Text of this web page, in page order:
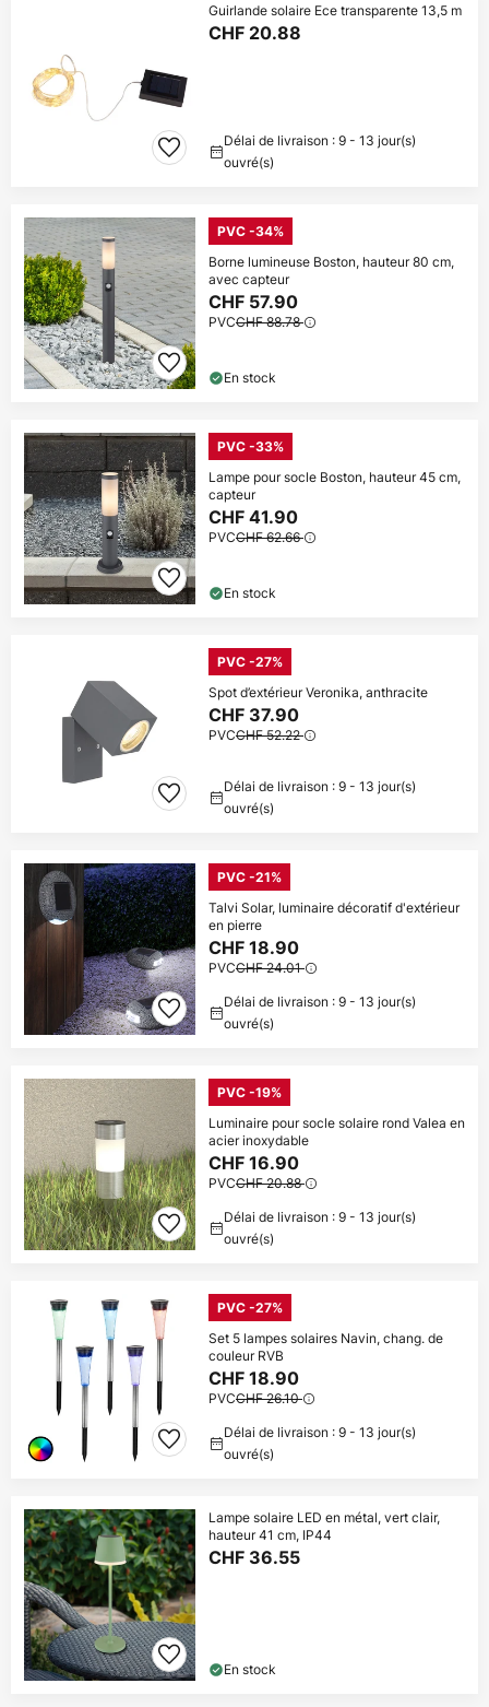
Guirlande solaire Ece transparente 13,5 m
CHF 20.88
Délai de livraison : 9 - 13 jour(s)
ouvré(s)
PVC -34%
Borne lumineuse Boston, hauteur 80 cm,
avec capteur
CHF 57.90
PVCCHF 88.78
En stock
PVC -33%
Lampe pour socle Boston, hauteur 45 cm,
capteur
CHF 41.90
PVCCHF 62.66
En stock
PVC -27%
Spot d’extérieur Veronika, anthracite
CHF 37.90
PVCCHF 52.22
Délai de livraison : 9 - 13 jour(s)
ouvré(s)
PVC -21%
Talvi Solar, luminaire décoratif d'extérieur
en pierre
CHF 18.90
PVCCHF 24.01
Délai de livraison : 9 - 13 jour(s)
ouvré(s)
PVC -19%
Luminaire pour socle solaire rond Valea en
acier inoxydable
CHF 16.90
PVCCHF 20.88
Délai de livraison : 9 - 13 jour(s)
ouvré(s)
PVC -27%
Set 5 lampes solaires Navin, chang. de
couleur RVB
CHF 18.90
PVCCHF 26.10
Délai de livraison : 9 - 13 jour(s)
ouvré(s)
Lampe solaire LED en métal, vert clair,
hauteur 41 cm, IP44
CHF 36.55
En stock